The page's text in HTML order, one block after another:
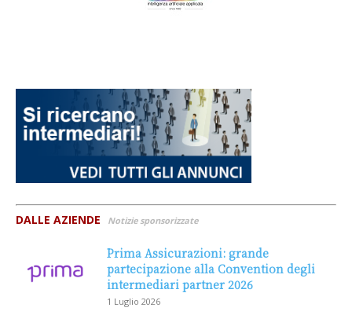
DALLE AZIENDE Notizie sponsorizzate
Prima Assicurazioni: grande
partecipazione alla Convention degli
intermediari partner 2026
1 Luglio 2026